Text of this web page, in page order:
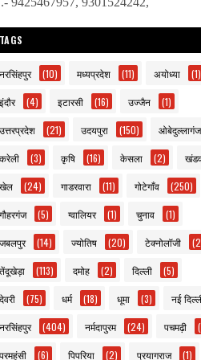
(10) मध्यप्रदेश (11) अयोध्या (1)
(4) इटारसी (16) उज्जैन (1)
(21) उदयपुरा (150) ओबेदुल्लागंज
(3) कृषि (16) केसला (2)
(24) गाडरवारा (11) गोटेगाँव (250)
(5) ग्वालियर (1) चुनाव (1)
(14) ज्योतिष (20) टेक्नोलॉजी
(113) दमोह (2) दिल्ली (5)
(75) धर्म (18) धूमा (3) नई
(404) नर्मदापुरम (24) पचमढ़ी
(6) पिपरिया (2) प्रयागराज (1)